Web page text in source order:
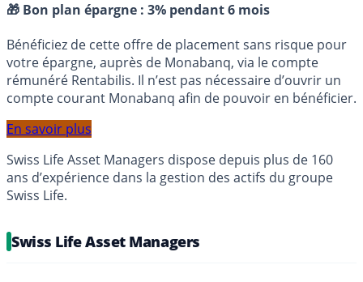
🎁 Bon plan épargne : 3% pendant 6 mois
Bénéficiez de cette offre de placement sans risque pour
votre épargne, auprès de Monabanq, via le compte
rémunéré Rentabilis. Il n’est pas nécessaire d’ouvrir un
compte courant Monabanq afin de pouvoir en bénéficier.
En savoir plus
Swiss Life Asset Managers dispose depuis plus de 160
ans d’expérience dans la gestion des actifs du groupe
Swiss Life.
Swiss Life Asset Managers